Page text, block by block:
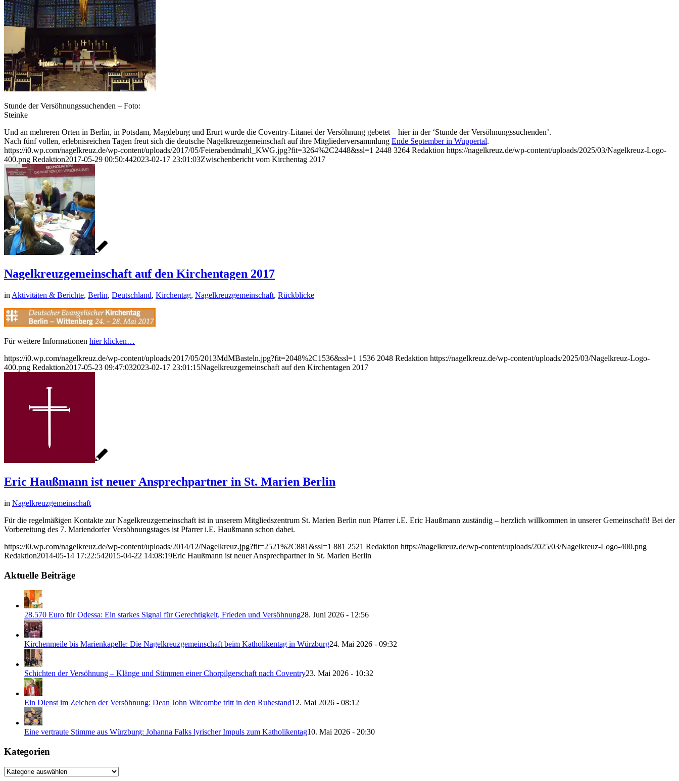
Stunde der Versöhnungssuchenden – Foto:
Steinke
Und an mehreren Orten in Berlin, in Potsdam, Magdeburg und Erurt wurde die Coventry-Litanei der Versöhnung gebetet – hier in der ‘Stunde der Versöhnungssuchenden’.
Nach fünf vollen, erlebnisreichen Tagen freut sich die deutsche Nagelkreuzgemeinschaft auf ihre Mitgliederversammlung Ende September in Wuppertal.
https://i0.wp.com/nagelkreuz.de/wp-content/uploads/2017/05/Feierabendmahl_KWG.jpg?fit=3264%2C2448&ssl=1 2448 3264 Redaktion https://nagelkreuz.de/wp-content/uploads/2025/03/Nagelkreuz-Logo-
400.png Redaktion2017-05-29 00:50:442023-02-17 23:01:03Zwischenbericht vom Kirchentag 2017
Nagelkreuzgemeinschaft auf den Kirchentagen 2017
in Aktivitäten & Berichte, Berlin, Deutschland, Kirchentag, Nagelkreuzgemeinschaft, Rückblicke
Für weitere Informationen hier klicken…
https://i0.wp.com/nagelkreuz.de/wp-content/uploads/2017/05/2013MdMBasteln.jpg?fit=2048%2C1536&ssl=1 1536 2048 Redaktion https://nagelkreuz.de/wp-content/uploads/2025/03/Nagelkreuz-Logo-
400.png Redaktion2017-05-23 09:47:032023-02-17 23:01:15Nagelkreuzgemeinschaft auf den Kirchentagen 2017
Eric Haußmann ist neuer Ansprechpartner in St. Marien Berlin
in Nagelkreuzgemeinschaft
Für die regelmäßigen Kontakte zur Nagelkreuzgemeinschaft ist in unserem Mitgliedszentrum St. Marien Berlin nun Pfarrer i.E. Eric Haußmann zuständig – herzlich willkommen in unserer Gemeinschaft! Bei der
Vorbereitung des 7. Mariendorfer Versöhnungstages ist Pfarrer i.E. Haußmann schon dabei.
https://i0.wp.com/nagelkreuz.de/wp-content/uploads/2014/12/Nagelkreuz.jpg?fit=2521%2C881&ssl=1 881 2521 Redaktion https://nagelkreuz.de/wp-content/uploads/2025/03/Nagelkreuz-Logo-400.png
Redaktion2014-05-14 17:22:542015-04-22 14:08:19Eric Haußmann ist neuer Ansprechpartner in St. Marien Berlin
Aktuelle Beiträge
28.570 Euro für Odessa: Ein starkes Signal für Gerechtigkeit, Frieden und Versöhnung28. Juni 2026 - 12:56
Kirchenmeile bis Marienkapelle: Die Nagelkreuzgemeinschaft beim Katholikentag in Würzburg24. Mai 2026 - 09:32
Schichten der Versöhnung – Klänge und Stimmen einer Chorpilgerschaft nach Coventry23. Mai 2026 - 10:32
Ein Dienst im Zeichen der Versöhnung: Dean John Witcombe tritt in den Ruhestand12. Mai 2026 - 08:12
Eine vertraute Stimme aus Würzburg: Johanna Falks lyrischer Impuls zum Katholikentag10. Mai 2026 - 20:30
Kategorien
Kategorien